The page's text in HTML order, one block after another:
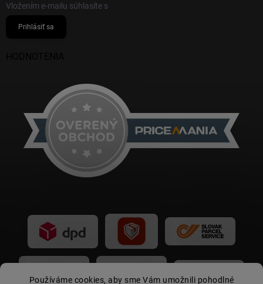
Používáme cookies, aby sme Vám umožnili pohodlné
Vložením e-mailu súhlasíte s
Prihlásiť sa